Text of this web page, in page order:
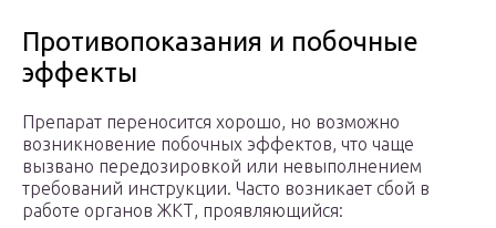
Противопоказания и побочные
эффекты
Препарат переносится хорошо, но возможно
возникновение побочных эффектов, что чаще
вызвано передозировкой или невыполнением
требований инструкции. Часто возникает сбой в
работе органов ЖКТ, проявляющийся: